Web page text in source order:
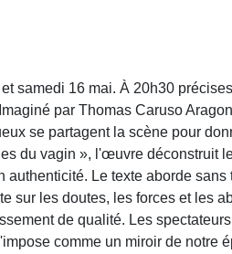
samedi 16 mai. À 20h30
par Thomas Caruso
se partagent la scène pour
du vagin », l'œuvre déconstruit
Le texte aborde sans
sur les doutes, les forces et les
de qualité. Les spectateurs
comme un miroir de notre